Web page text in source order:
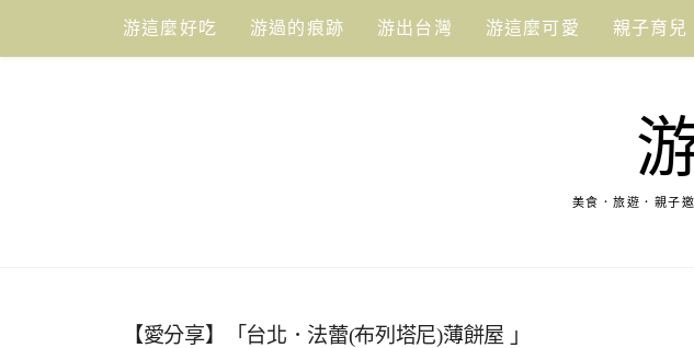
content
游這麼好吃 游過的痕跡 游出台灣 游這麼可愛 親子育兒
美食．旅遊．親子邀
【愛分享】「台北．法蕾(布列塔尼)薄餅屋 」